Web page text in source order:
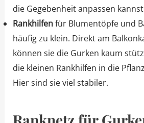
die Gegebenheit anpassen
Rankhilfenfür Blumentöpfe und
häufig zu klein. Direkt am
können sie die Gurken kaum
die kleinen Rankhilfen in die
Hier sind sie viel stabiler.